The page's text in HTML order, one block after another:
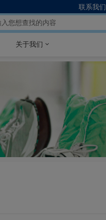
联系我们
关于我们